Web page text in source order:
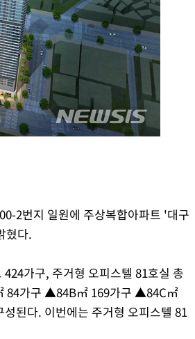
2번지 일원에 주상복합아파트 '대구
혔다.
가구, 주거형 오피스텔 81호실 총
84가구 ▲84B㎡ 169가구 ▲84C㎡
된다. 이번에는 주거형 오피스텔 81